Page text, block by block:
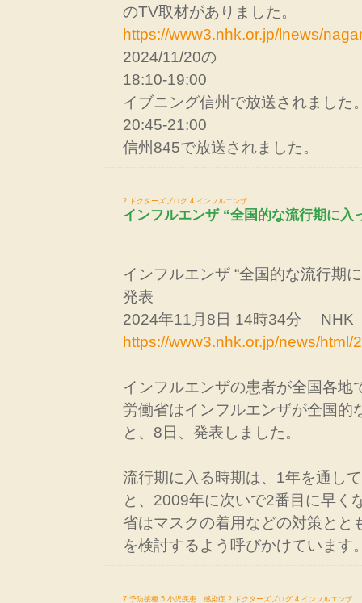
のTV取材がありました。
https://www3.nhk.or.jp/lnews/
2024/11/20の
18:10-19:00
イブニング信州で放送されました
20:45-21:00
信州845で放送されました。
2.ドクターズブログ 4.インフルエンザ
インフルエンザ “全国的な流行期に入
インフルエンザ “全国的な流行期
発表
2024年11月8日 14時34分 NHK
https://www3.nhk.or.jp/news/
インフルエンザの患者が全国各地
労働省はインフルエンザが全国的
と、8日、発表しました。
流行期に入る時期は、1年を通し
と、2009年に次いで2番目に早く
省はマスクの着用などの対策とと
を検討するよう呼びかけています
7.予防接種 5.小児疾患 感染症 2.ドクターズブログ 4.インフルエンザ